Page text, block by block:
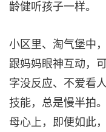
龄健听孩子一样。
小区里、淘气堡中
跟妈妈眼神互动，
字没反应、不爱看
技能，总是慢半拍
母心上，即便如此